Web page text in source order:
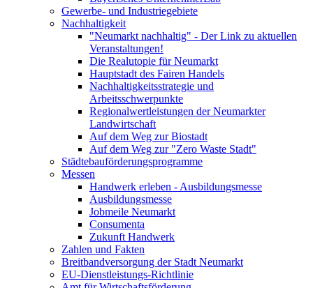
Gewerbe- und Industriegebiete
Nachhaltigkeit
"Neumarkt nachhaltig" - Der Link zu aktuellen
Veranstaltungen!
Die Realutopie für Neumarkt
Hauptstadt des Fairen Handels
Nachhaltigkeitsstrategie und
Arbeitsschwerpunkte
Regionalwertleistungen der Neumarkter
Landwirtschaft
Auf dem Weg zur Biostadt
Auf dem Weg zur "Zero Waste Stadt"
Städtebauförderungsprogramme
Messen
Handwerk erleben - Ausbildungsmesse
Ausbildungsmesse
Jobmeile Neumarkt
Consumenta
Zukunft Handwerk
Zahlen und Fakten
Breitbandversorgung der Stadt Neumarkt
EU-Dienstleistungs-Richtlinie